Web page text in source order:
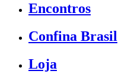
Encontros
Confina Brasil
Loja